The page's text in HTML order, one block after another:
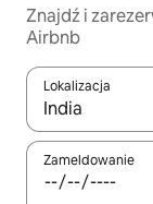
Znajdź i
Airbnb
Lokalizacja
Gdy wyniki
Zameldowanie